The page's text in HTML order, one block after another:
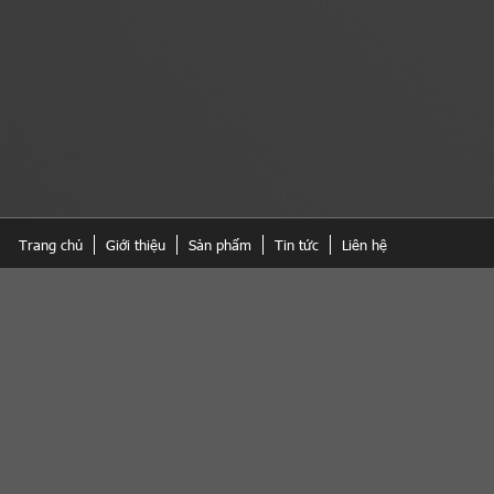
Trang chủ Giới thiệu Sản phẩm Tin tức Liên hệ